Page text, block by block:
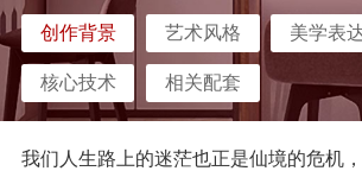
创作背景 艺术风格 美学表
核心技术 相关配套
我们人生路上的迷茫也正是仙境的危机